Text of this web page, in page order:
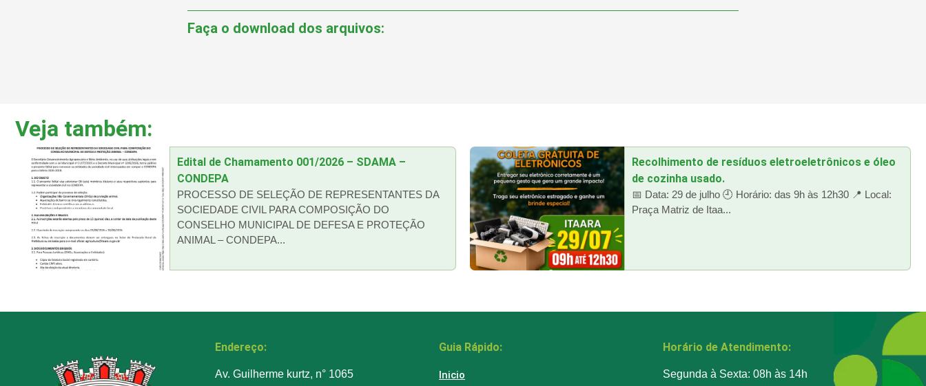
Faça o download dos arquivos:
Veja também:
Edital de Chamamento 001/2026 – SDAMA –
CONDEPA
PROCESSO DE SELEÇÃO DE REPRESENTANTES DA
SOCIEDADE CIVIL PARA COMPOSIÇÃO DO
CONSELHO MUNICIPAL DE DEFESA E PROTEÇÃO
ANIMAL – CONDEPA...
Recolhimento de resíduos eletroeletrônicos e óleo
de cozinha usado.
📅 Data: 29 de julho 🕘 Horário: das 9h às 12h30 📍 Local:
Praça Matriz de Itaa...
Endereço:
Av. Guilherme kurtz, n° 1065
Guia Rápido:
Inicio
Horário de Atendimento:
Segunda à Sexta: 08h às 14h